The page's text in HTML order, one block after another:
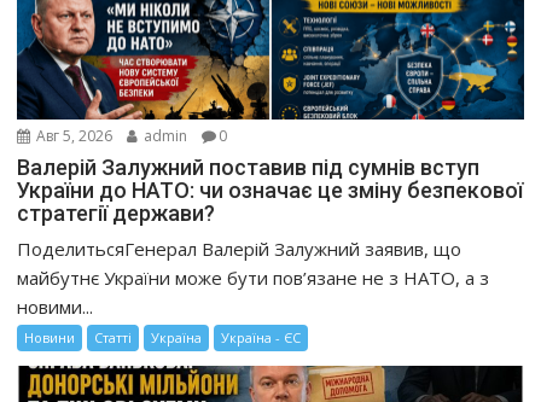
Авг 5, 2026 admin 0
Валерій Залужний поставив під сумнів вступ
України до НАТО: чи означає це зміну безпекової
стратегії держави?
ПоделитьсяГенерал Валерій Залужний заявив, що
майбутнє України може бути пов’язане не з НАТО, а з
новими...
Новини Статті Україна Україна - ЄС